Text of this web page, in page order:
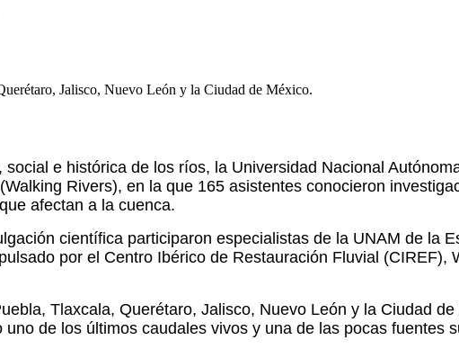
Jalisco, Nuevo León y la Ciudad de México.
e histórica de los ríos, la Universidad Nacional
Rivers), en la que 165 asistentes conocieron
afectan a la cuenca.
científica participaron especialistas de la UNAM de la
por el Centro Ibérico de Restauración Fluvial (CIREF),
Tlaxcala, Querétaro, Jalisco, Nuevo León y la Ciudad
de los últimos caudales vivos y una de las pocas fuentes